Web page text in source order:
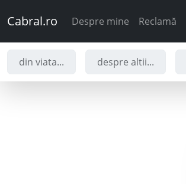
Cabral.ro Despre mine Reclamă
din viata... despre altii...